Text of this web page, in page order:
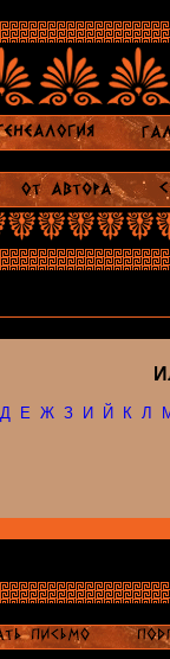
Д Е Ж З И Й К Л